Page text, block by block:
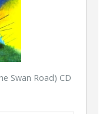
Swan Road) CD